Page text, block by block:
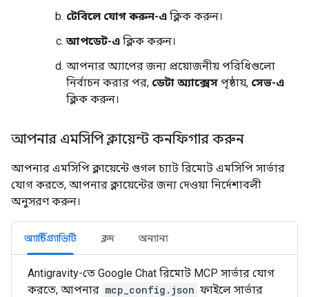
টেবিলে যোগ করুন-এ ক্লিক করুন।
আপডেট-এ ক্লিক করুন।
আপনার অ্যাপের জন্য প্রয়োজনীয় পরিধিগুলো
নির্বাচন করার পর, ডেটা অ্যাক্সেস পৃষ্ঠায়, সেভ-এ
ক্লিক করুন।
আপনার এমসিপি ক্লায়েন্ট কনফিগার করুন
আপনার এমসিপি ক্লায়েন্টে গুগল চ্যাট রিমোট এমসিপি সার্ভার
যোগ করতে, আপনার ক্লায়েন্টের জন্য দেওয়া নির্দেশাবলী
অনুসরণ করুন।
অ্যান্টিগ্র্যাভিটি ক্লদ অন্যান্য
Antigravity-তে Google Chat রিমোট MCP সার্ভার যোগ
করতে, আপনার mcp_config.json ফাইলে সার্ভার